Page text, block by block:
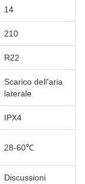
14
210
R22
Scarico dell'aria
laterale
IPX4
28-60℃
Discussioni